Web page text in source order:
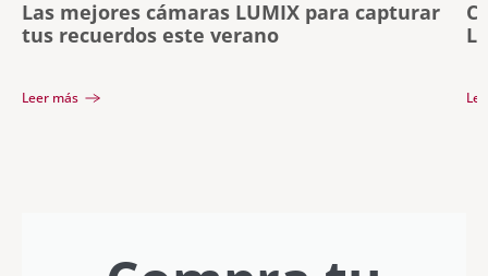
Las mejores cámaras LUMIX para capturar
tus recuerdos este verano
Leer más